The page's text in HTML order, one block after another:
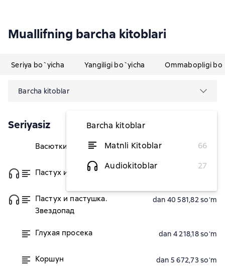
Muallifning barcha kitoblari
Seriya bo`yicha Yangiligi bo`yicha Ommabopligi
Barcha kitoblar
Barcha kitoblar
Matnli Kitoblar
66
Audiokitoblar
27
Seriyasiz
Васюткино озеро. Рассказы dan 21 672,73 soʻm
Пастух и пастушка
Пастух и пастушка.
Звездопад
dan 40 581,82 soʻm
Глухая просека dan 4 218,18 soʻm
Коршун dan 5 672,73 soʻm